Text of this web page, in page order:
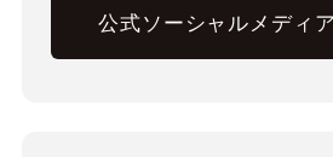
公式ソーシャルメディ